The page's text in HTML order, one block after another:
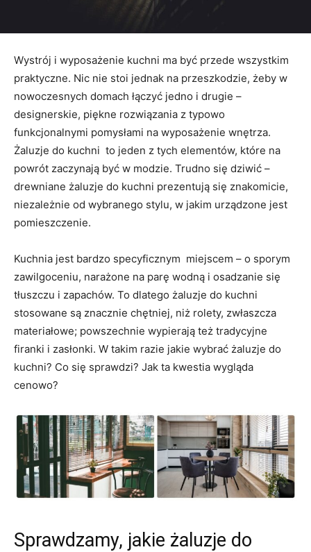
Wystrój i wyposażenie kuchni ma być przede wszystkim
praktyczne. Nic nie stoi jednak na przeszkodzie, żeby w
nowoczesnych domach łączyć jedno i drugie –
designerskie, piękne rozwiązania z typowo
funkcjonalnymi pomysłami na wyposażenie wnętrza.
Żaluzje do kuchni to jeden z tych elementów, które na
powrót zaczynają być w modzie. Trudno się dziwić –
drewniane żaluzje do kuchni prezentują się znakomicie,
niezależnie od wybranego stylu, w jakim urządzone jest
pomieszczenie.
Kuchnia jest bardzo specyficznym miejscem – o sporym
zawilgoceniu, narażone na parę wodną i osadzanie się
tłuszczu i zapachów. To dlatego żaluzje do kuchni
stosowane są znacznie chętniej, niż rolety, zwłaszcza
materiałowe; powszechnie wypierają też tradycyjne
firanki i zasłonki. W takim razie jakie wybrać żaluzje do
kuchni? Co się sprawdzi? Jak ta kwestia wygląda
cenowo?
Sprawdzamy, jakie żaluzje do